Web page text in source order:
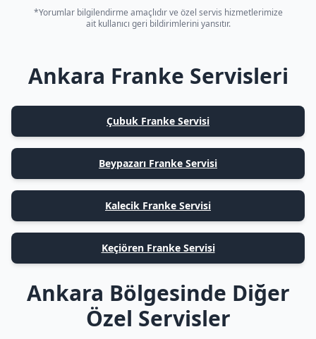
*Yorumlar bilgilendirme amaçlıdır ve özel servis hizmetlerimize
ait kullanıcı geri bildirimlerini yansıtır.
Ankara Franke Servisleri
Çubuk Franke Servisi
Beypazarı Franke Servisi
Kalecik Franke Servisi
Keçiören Franke Servisi
Ankara Bölgesinde Diğer
Özel Servisler